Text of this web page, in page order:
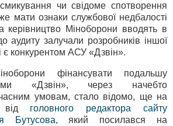
чи свідоме спотворення
мати ознаки службової недбалості
керівництво Міноборони вводять в
аудиту залучали розробників іншої
є конкурентом АСУ «Дзвін».
фінансувати подальшу
«Дзвін», через начебто
умовам, стало відомо, ще на
від головного редактора сайту
Бутусова, який посилався на